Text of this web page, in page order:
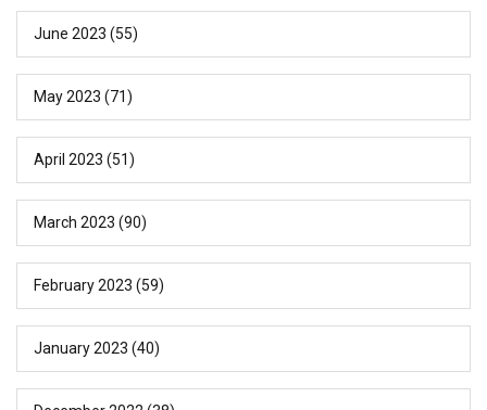
June 2023 (55)
May 2023 (71)
April 2023 (51)
March 2023 (90)
February 2023 (59)
January 2023 (40)